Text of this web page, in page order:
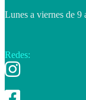
Lunes a viernes de 9
Redes: